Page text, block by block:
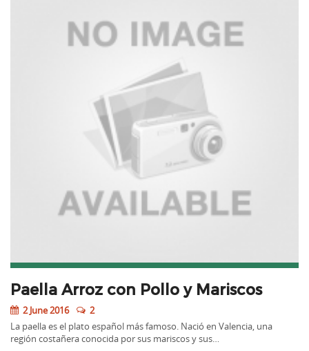
Paella Arroz con Pollo y Mariscos
2 June 2016
2
La paella es el plato español más famoso. Nació en Valencia, una
región costañera conocida por sus mariscos y sus…